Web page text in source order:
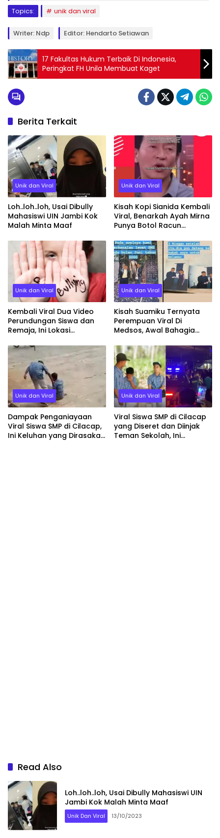
Topics:
unik dan viral
Writer: Ndp Editor: Hendarto Setiawan
17 Fakultas Hukum Terbaik Di Indonesia,
Peringkat FH Unila Membuat Kaget
Berita Terkait
Unik dan Viral
Loh..loh..loh, Usai Dibully
Mahasiswi UIN Jambi Kok
Malah Minta Maaf
Unik dan Viral
Kisah Kopi Sianida Kembali
Viral, Benarkah Ayah Mirna
Punya Botol Racun
Unik dan Viral
Kembali Viral Dua Video
Perundungan Siswa dan
Remaja, Ini Lokasi
Unik dan Viral
Kisah Suamiku Ternyata
Perempuan Viral Di
Medsos, Awal Bahagia
Unik dan Viral
Dampak Penganiayaan
Viral Siswa SMP di Cilacap,
Ini Keluhan yang Dirasakan
Unik dan Viral
Viral Siswa SMP di Cilacap
yang Diseret dan Diinjak
Teman Sekolah, Ini
Read Also
Loh..loh..loh, Usai Dibully Mahasiswi UIN
Jambi Kok Malah Minta Maaf
Unik Dan Viral 13/10/2023